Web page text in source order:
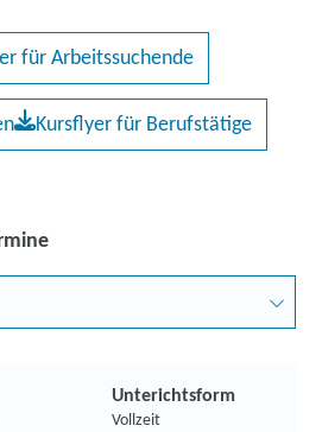
für Arbeitssuchende
Kursflyer für Berufstätige
Unterichtsform
Vollzeit